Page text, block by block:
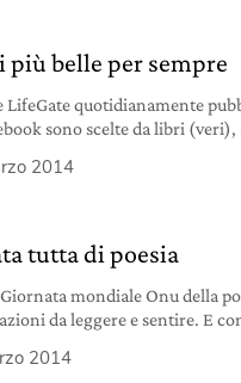
più belle per sempre
LifeGate quotidianamente
sono scelte da libri
e, spesso, inedite sul web.
amicizia, felicità,
2014
tutta di poesia
mondiale Onu della
da leggere e sentire. E
2014